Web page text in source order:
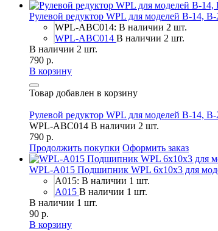
Рулевой редуктор WPL для моделей B-14,
WPL-ABC014: В наличии 2 шт.
WPL-ABC014 В наличии 2 шт.
В наличии 2 шт.
790 р.
В корзину
Товар добавлен в корзину
Рулевой редуктор WPL для моделей B-14,
WPL-ABC014 В наличии 2 шт.
790 р.
Продолжить покупки Оформить заказ
WPL-A015 Подшипник WPL 6x10x3 для
A015: В наличии 1 шт.
A015 В наличии 1 шт.
В наличии 1 шт.
90 р.
В корзину